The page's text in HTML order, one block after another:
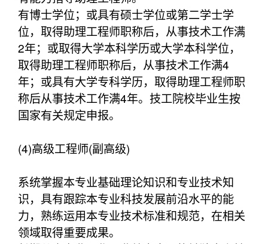
有博士学位；或具有硕士学位或第二学士学
位，取得助理工程师职称后，从事技术工作满
2年；或取得大学本科学历或大学本科学位，
取得助理工程师职称后，从事技术工作满4
年；或具有大学专科学历，取得助理工程师职
称后从事技术工作满4年。技工院校毕业生按
国家有关规定申报。
(4)高级工程师(副高级)
系统掌握本专业基础理论知识和专业技术知
识，具有跟踪本专业科技发展前沿水平的能
力，熟练运用本专业技术标准和规范，在相关
领域取得重要成果。